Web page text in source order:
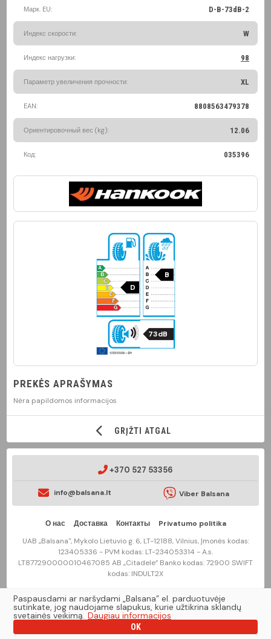
Марк. EU: D-B-73dB-2
Индекс скорости: W
Индекс нагрузки: 98
Параметр увеличения прочности: XL
EAN: 8808563479378
Ориентировочный вес (kg): 12.06
Код: 035396
D
B
73dB
PREKĖS APRAŠYMAS
Nėra papildomos informacijos
GRĮŽTI ATGAL
+370 527 53356
info@balsana.lt Viber Balsana
О нас Доставка Контакты
Privatumo politika
UAB „Balsana", Mykolo Lietuvio g. 6, LT-12188, Vilnius, Įmonės kodas:
123405336 - PVM kodas: LT-234053314 - A.s.
LT877290000010467085 AB „Citadele” Banko kodas: 72900 SWIFT
kodas: INDULT2X
2020 © balsana.lt Visos teisės saugomos įstatymo.
Paspausdami ar naršydami „Balsana” el. parduotuvėje
sutinkate, jog naudojame slapukus, kurie užtikrina sklandų
svetainės veikimą. Daugiau informacijos
OK